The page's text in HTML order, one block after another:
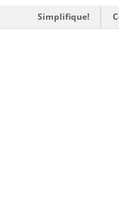
Simplifique!